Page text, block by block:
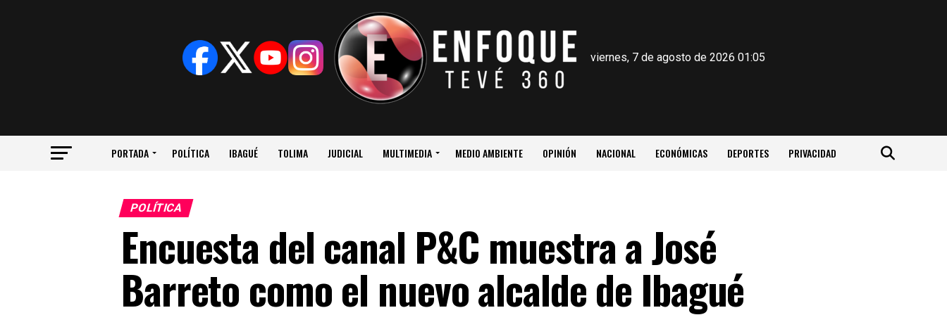
viernes, 7 de agosto de 2026 01:05
PORTADA POLÍTICA IBAGUÉ TOLIMA JUDICIAL MULTIMEDIA MEDIO AMBIENTE OPINIÓN NACIONAL ECONÓMICAS DEPORTES PRIVACIDAD
POLÍTICA
Encuesta del canal P&C muestra a José
Barreto como el nuevo alcalde de Ibagué